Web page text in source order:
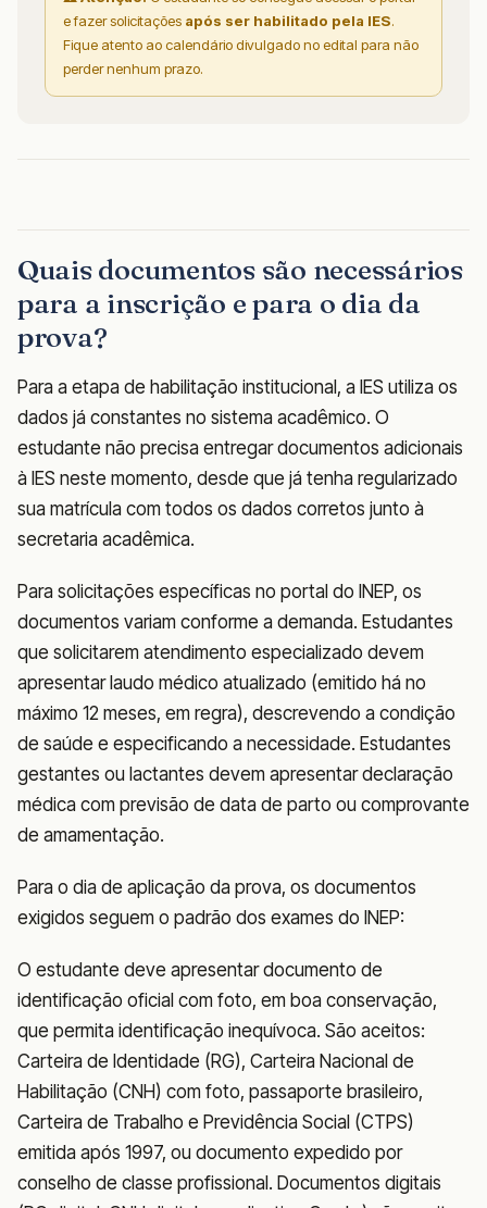
e fazer solicitações após ser habilitado pela IES.
Fique atento ao calendário divulgado no edital para não
perder nenhum prazo.
Quais documentos são necessários
para a inscrição e para o dia da
prova?
Para a etapa de habilitação institucional, a IES utiliza os
dados já constantes no sistema acadêmico. O
estudante não precisa entregar documentos adicionais
à IES neste momento, desde que já tenha regularizado
sua matrícula com todos os dados corretos junto à
secretaria acadêmica.
Para solicitações específicas no portal do INEP, os
documentos variam conforme a demanda. Estudantes
que solicitarem atendimento especializado devem
apresentar laudo médico atualizado (emitido há no
máximo 12 meses, em regra), descrevendo a condição
de saúde e especificando a necessidade. Estudantes
gestantes ou lactantes devem apresentar declaração
médica com previsão de data de parto ou comprovante
de amamentação.
Para o dia de aplicação da prova, os documentos
exigidos seguem o padrão dos exames do INEP:
O estudante deve apresentar documento de
identificação oficial com foto, em boa conservação,
que permita identificação inequívoca. São aceitos:
Carteira de Identidade (RG), Carteira Nacional de
Habilitação (CNH) com foto, passaporte brasileiro,
Carteira de Trabalho e Previdência Social (CTPS)
emitida após 1997, ou documento expedido por
conselho de classe profissional. Documentos digitais